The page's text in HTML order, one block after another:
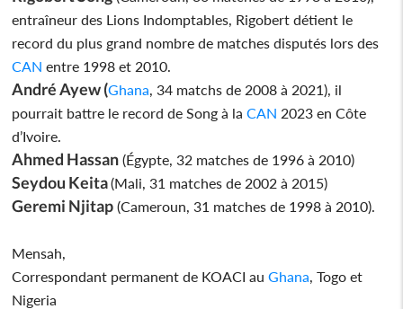
entraîneur des Lions Indomptables, Rigobert détient le
record du plus grand nombre de matches disputés lors des
CAN entre 1998 et 2010.
André Ayew (Ghana , 34 matchs de 2008 à 2021), il
pourrait battre le record de Song à la CAN 2023 en Côte
d’Ivoire.
Ahmed Hassan (Égypte, 32 matches de 1996 à 2010)
Seydou Keita(Mali, 31 matches de 2002 à 2015)
Geremi Njitap (Cameroun, 31 matches de 1998 à 2010).
Mensah,
Correspondant permanent de KOACI auGhana , Togo et
Nigeria